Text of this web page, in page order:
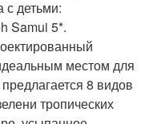
с детьми:
Samui 5*.
местом для
8 видов
тропических